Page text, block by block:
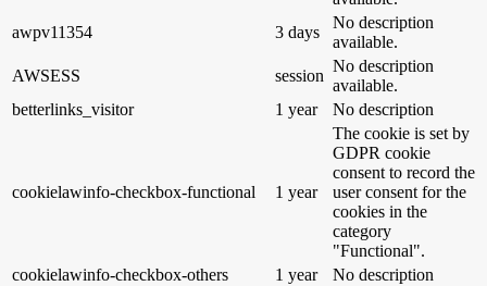
awpv11354
3 days
No description
available.
AWSESS
session
No description
available.
betterlinks_visitor
1 year No description
cookielawinfo-checkbox-functional 1 year
The cookie is set by
GDPR cookie
consent to record the
user consent for the
cookies in the
category
"Functional".
cookielawinfo-checkbox-others
1 year
No description